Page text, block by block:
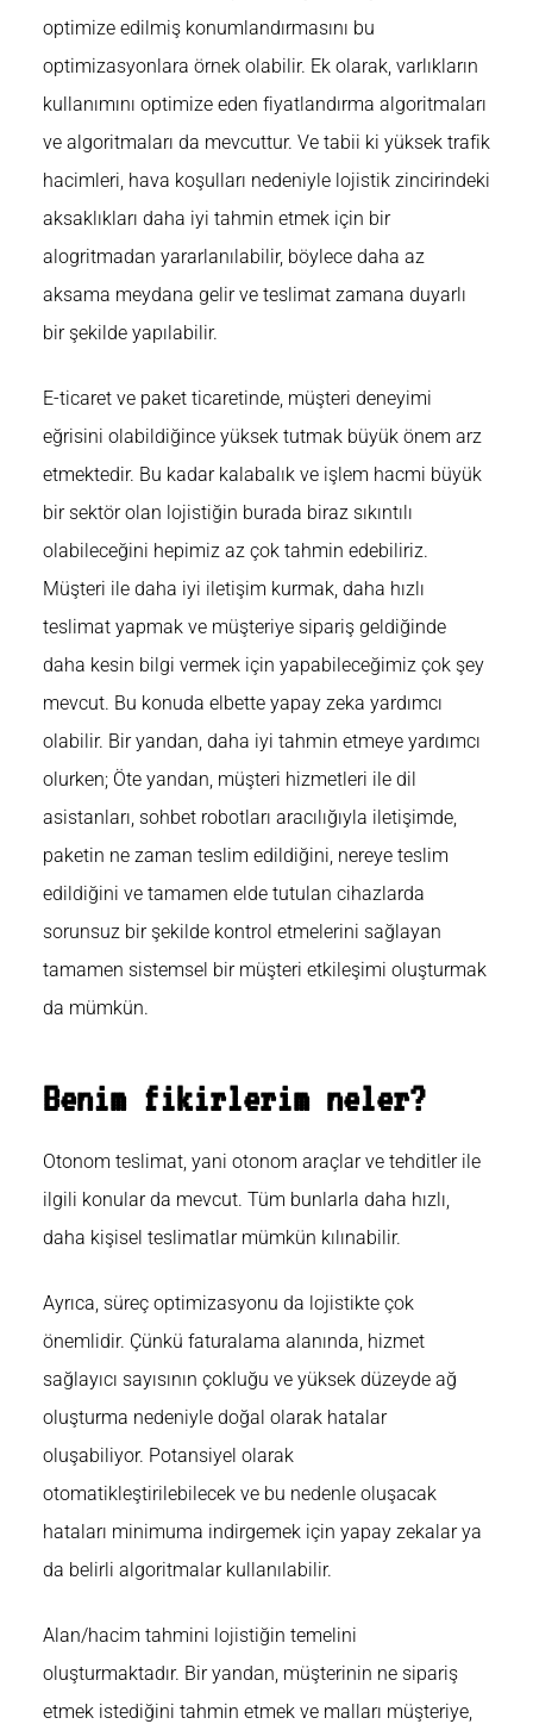
optimize edilmiş konumlandırmasını bu
optimizasyonlara örnek olabilir. Ek olarak, varlıkların
kullanımını optimize eden fiyatlandırma algoritmaları
ve algoritmaları da mevcuttur. Ve tabii ki yüksek trafik
hacimleri, hava koşulları nedeniyle lojistik zincirindeki
aksaklıkları daha iyi tahmin etmek için bir
alogritmadan yararlanılabilir, böylece daha az
aksama meydana gelir ve teslimat zamana duyarlı
bir şekilde yapılabilir.
E-ticaret ve paket ticaretinde, müşteri deneyimi
eğrisini olabildiğince yüksek tutmak büyük önem arz
etmektedir. Bu kadar kalabalık ve işlem hacmi büyük
bir sektör olan lojistiğin burada biraz sıkıntılı
olabileceğini hepimiz az çok tahmin edebiliriz.
Müşteri ile daha iyi iletişim kurmak, daha hızlı
teslimat yapmak ve müşteriye sipariş geldiğinde
daha kesin bilgi vermek için yapabileceğimiz çok şey
mevcut. Bu konuda elbette yapay zeka yardımcı
olabilir. Bir yandan, daha iyi tahmin etmeye yardımcı
olurken; Öte yandan, müşteri hizmetleri ile dil
asistanları, sohbet robotları aracılığıyla iletişimde,
paketin ne zaman teslim edildiğini, nereye teslim
edildiğini ve tamamen elde tutulan cihazlarda
sorunsuz bir şekilde kontrol etmelerini sağlayan
tamamen sistemsel bir müşteri etkileşimi oluşturmak
da mümkün.
Benim fikirlerim neler?
Otonom teslimat, yani otonom araçlar ve tehditler ile
ilgili konular da mevcut. Tüm bunlarla daha hızlı,
daha kişisel teslimatlar mümkün kılınabilir.
Ayrıca, süreç optimizasyonu da lojistikte çok
önemlidir. Çünkü faturalama alanında, hizmet
sağlayıcı sayısının çokluğu ve yüksek düzeyde ağ
oluşturma nedeniyle doğal olarak hatalar
oluşabiliyor. Potansiyel olarak
otomatikleştirilebilecek ve bu nedenle oluşacak
hataları minimuma indirgemek için yapay zekalar ya
da belirli algoritmalar kullanılabilir.
Alan/hacim tahmini lojistiğin temelini
oluşturmaktadır. Bir yandan, müşterinin ne sipariş
etmek istediğini tahmin etmek ve malları müşteriye,